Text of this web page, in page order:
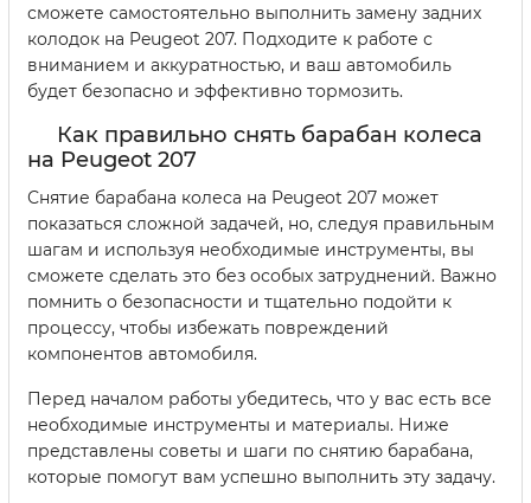
сможете самостоятельно выполнить замену задних
колодок на Peugeot 207. Подходите к работе с
вниманием и аккуратностью, и ваш автомобиль
будет безопасно и эффективно тормозить.
Как правильно снять барабан колеса
на Peugeot 207
Снятие барабана колеса на Peugeot 207 может
показаться сложной задачей, но, следуя правильным
шагам и используя необходимые инструменты, вы
сможете сделать это без особых затруднений. Важно
помнить о безопасности и тщательно подойти к
процессу, чтобы избежать повреждений
компонентов автомобиля.
Перед началом работы убедитесь, что у вас есть все
необходимые инструменты и материалы. Ниже
представлены советы и шаги по снятию барабана,
которые помогут вам успешно выполнить эту задачу.